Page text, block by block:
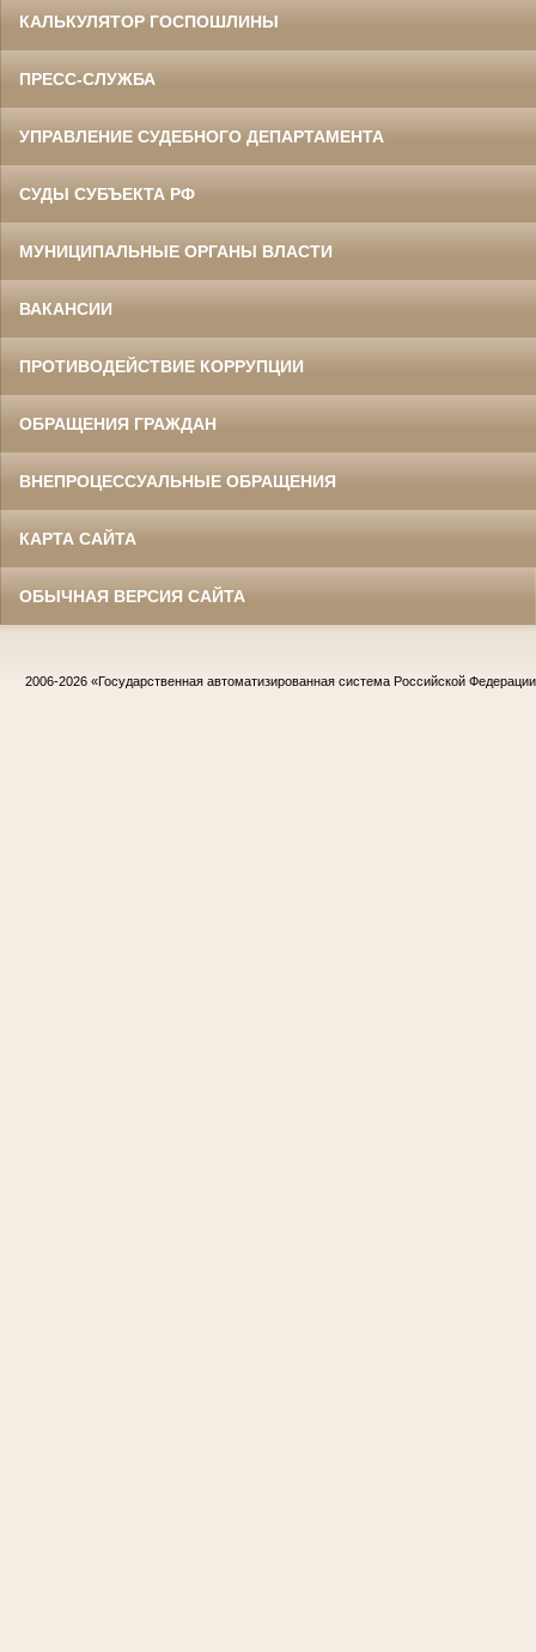
КАЛЬКУЛЯТОР ГОСПОШЛИНЫ
ПРЕСС-СЛУЖБА
УПРАВЛЕНИЕ СУДЕБНОГО ДЕПАРТАМЕНТА
СУДЫ СУБЪЕКТА РФ
МУНИЦИПАЛЬНЫЕ ОРГАНЫ ВЛАСТИ
ВАКАНСИИ
ПРОТИВОДЕЙСТВИЕ КОРРУПЦИИ
ОБРАЩЕНИЯ ГРАЖДАН
ВНЕПРОЦЕССУАЛЬНЫЕ ОБРАЩЕНИЯ
КАРТА САЙТА
ОБЫЧНАЯ ВЕРСИЯ САЙТА
2006-2026 «Государственная автоматизированная система Российской